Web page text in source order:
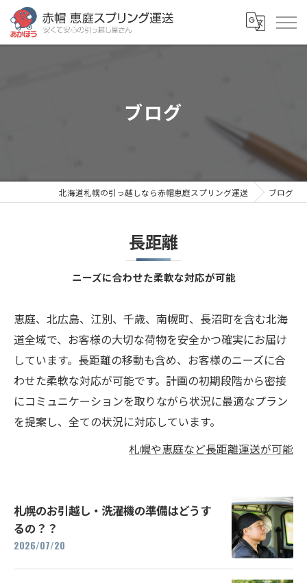
ブログ
北海道札幌の引っ越しなら赤帽恵庭スプリング運送 ブログ
長距離
ニーズに合わせた柔軟な対応が可能
恵庭、北広島、江別、千歳、南幌町、長沼町を含む北海
道全域で、お客様の大切な荷物を安全かつ確実にお届け
しています。長距離の移動も含め、お客様のニーズに合
わせた柔軟な対応が可能です。計画の初期段階から密接
にコミュニケーションを取りながら状況に最適なプラン
を提案し、全ての状況に対応しています。
札幌や恵庭など長距離運送が可能
札幌のお引越し・洗濯機の準備はどうす
るの？？
2026/07/20